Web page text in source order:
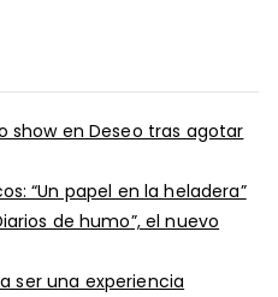
show en Deseo tras agotar
“Un papel en la heladera”
de humo”, el nuevo
ser una experiencia